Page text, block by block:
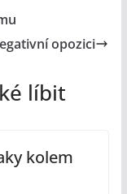
opozici
líbit
kolem